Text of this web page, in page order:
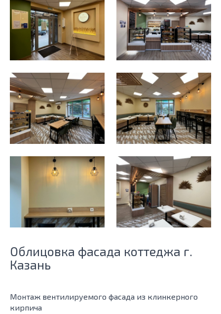
Облицовка фасада коттеджа г.
Казань
Монтаж вентилируемого фасада из клинкерного
кирпича